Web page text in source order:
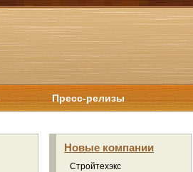
Пресс-релизы
Новые компании
Стройтехэкс